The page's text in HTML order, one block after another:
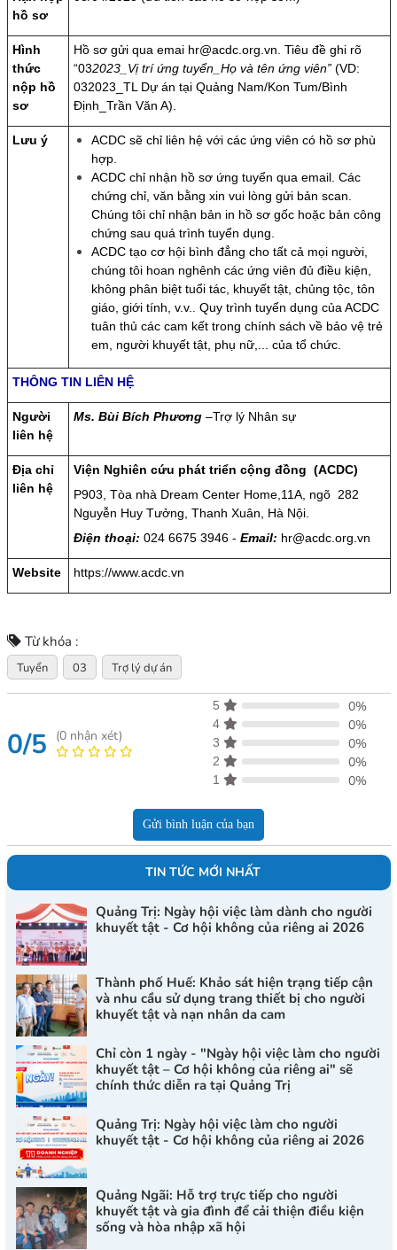
hồ sơ
Hình
thức
nộp hồ
sơ
Hồ sơ gửi qua emai hr@acdc.org.vn . Tiêu đề ghi rõ
“032023_Vị trí ứng tuyển_Họ và tên ứng viên”(VD:
032023_TL Dự án tại Quảng Nam/Kon Tum/Bình
Định_Trần Văn A).
Lưu ý
ACDC sẽ chỉ liên hệ với các ứng viên có hồ sơ phù
hợp.
ACDC chỉ nhận hồ sơ ứng tuyển qua email. Các
chứng chỉ, văn bằng xin vui lòng gửi bản scan.
Chúng tôi chỉ nhận bản in hồ sơ gốc hoặc bản công
chứng sau quá trình tuyển dụng.
ACDC tạo cơ hội bình đẳng cho tất cả mọi người,
chúng tôi hoan nghênh các ứng viên đủ điều kiện,
không phân biệt tuổi tác, khuyết tật, chủng tộc, tôn
giáo, giới tính, v.v.. Quy trình tuyển dụng của ACDC
tuân thủ các cam kết trong chính sách về bảo vệ trẻ
em, người khuyết tật, phụ nữ,... của tổ chức.
THÔNG TIN LIÊN HỆ
Người
liên hệ
Ms. Bùi Bích Phương –Trợ lý Nhân sự
Địa chỉ
liên hệ
Viện Nghiên cứu phát triển cộng đồng (ACDC)
P903, Tòa nhà Dream Center Home,11A, ngõ 282
Nguyễn Huy Tưởng, Thanh Xuân, Hà Nội.
Điện thoại: 024 6675 3946 - Email: hr@acdc.org.vn
Website https://www.acdc.vn
Từ khóa :
Tuyển 03 Trợ lý dự án
0/5 (0nhận xét)
5 0%
4 0%
3 0%
2 0%
1 0%
Gửi bình luận của bạn
TIN TỨC MỚI NHẤT
Quảng Trị: Ngày hội việc làm dành cho người
khuyết tật - Cơ hội không của riêng ai 2026
Thành phố Huế: Khảo sát hiện trạng tiếp cận
và nhu cầu sử dụng trang thiết bị cho người
khuyết tật và nạn nhân da cam
Chỉ còn 1 ngày - "Ngày hội việc làm cho người
khuyết tật – Cơ hội không của riêng ai" sẽ
chính thức diễn ra tại Quảng Trị
Quảng Trị: Ngày hội việc làm cho người
khuyết tật - Cơ hội không của riêng ai 2026
Quảng Ngãi: Hỗ trợ trực tiếp cho người
khuyết tật và gia đình để cải thiện điều kiện
sống và hòa nhập xã hội